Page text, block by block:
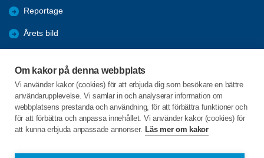
Om kakor på denna webbplats
Vi använder kakor (cookies) för att erbjuda dig som besökare en bättre
användarupplevelse. Vi samlar in och analyserar information om
webbplatsens prestanda och användning, för att förbättra funktioner och
för att förbättra och anpassa innehållet. Vi använder kakor (cookies) för
att kunna erbjuda anpassade annonser. Läs mer om kakor
Reportage
Årets bild
Fredagsbridgen
Sponsorer
C/o:Lars-Erik Hagbert